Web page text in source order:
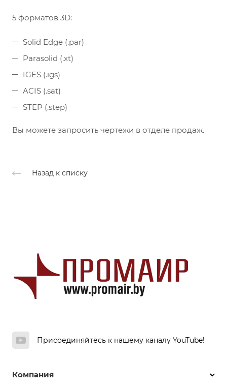
5 форматов 3D:
Solid Edge (.par)
Parasolid (.xt)
IGES (.igs)
ACIS (.sat)
STEP (.step)
Вы можете запросить чертежи в отделе продаж.
Назад к списку
Присоединяйтесь к нашему каналу YouTube!
Компания